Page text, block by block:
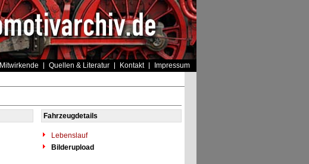
Mitwirkende Quellen & Literatur Kontakt Impressum
Fahrzeugdetails
Lebenslauf
Bilderupload